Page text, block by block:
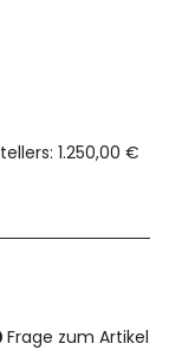
: 1.250,00 €
Frage zum Artikel